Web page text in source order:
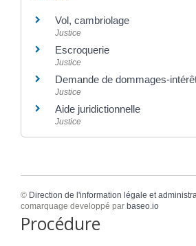
Vol, cambriolage
Justice
Escroquerie
Justice
Demande de dommages-
Justice
Aide juridictionnelle
Justice
© Direction de l'information légale et
comarquage developpé par baseo.io
Procédure